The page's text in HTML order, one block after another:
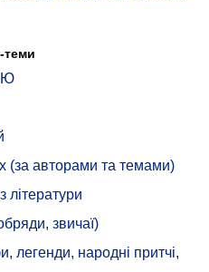
теми
(за авторами та темами)
літератури
звичаї)
легенди, народні притчі,